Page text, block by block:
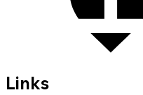
Links